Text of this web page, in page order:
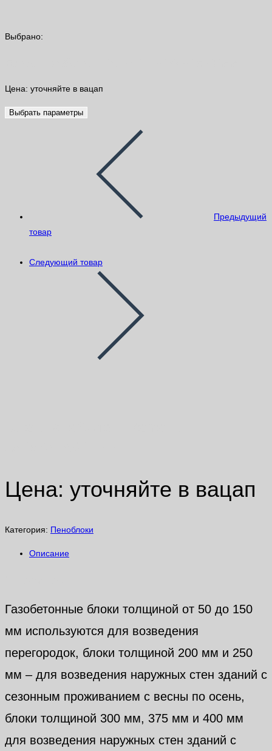
Выбрано:
Цена: уточняйте в вацап
Выбрать параметры
Предыдущий
товар
Следующий товар
Цена: уточняйте в вацап
Категория: Пеноблоки
Описание
Газобетонные блоки толщиной от 50 до 150
мм используются для возведения
перегородок, блоки толщиной 200 мм и 250
мм – для возведения наружных стен зданий с
сезонным проживанием с весны по осень,
блоки толщиной 300 мм, 375 мм и 400 мм
для возведения наружных стен зданий с